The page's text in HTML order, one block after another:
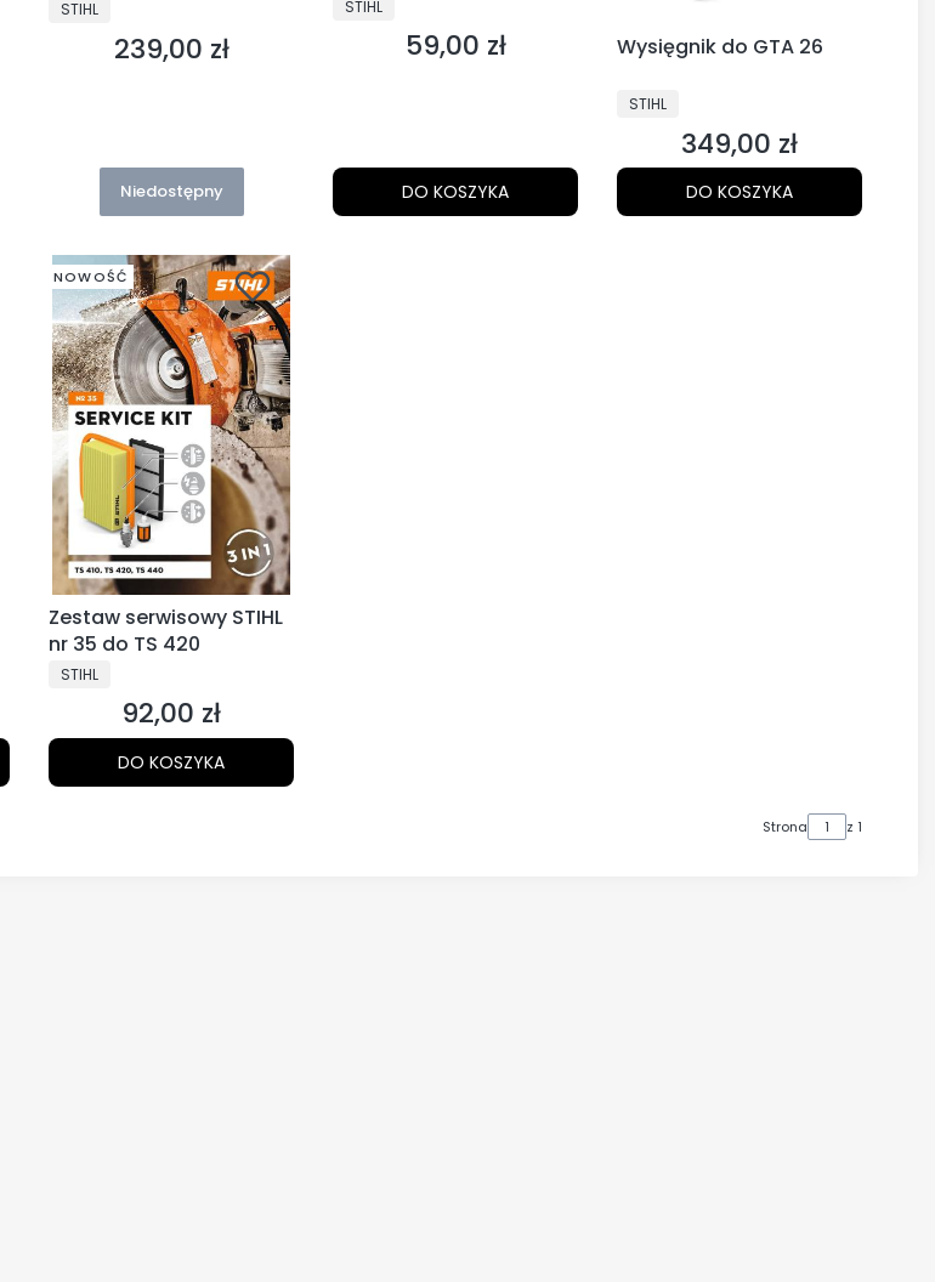
STIHL
Cena
239,00 zł
Niedostępny
STIHL
Cena
59,00 zł
DO KOSZYKA
Wysięgnik do GTA 26
PRODUCENT
STIHL
Cena
349,00 zł
DO KOSZYKA
NOWOŚĆ
Zestaw serwisowy STIHL
nr 35 do TS 420
PRODUCENT
STIHL
Cena
92,00 zł
DO KOSZYKA
Strona z 1